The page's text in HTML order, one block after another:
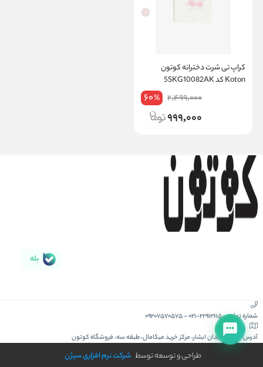
کراپ تی شرت دخترانه کوتون
Koton کد 5SKG10082AK
2,499,000
60%
999,000
بله
شماره تماس :021-22912615
-
09207570575
آدرس :کیش، میدان ابشار، مرکز خرید میکامال، طبقه سه، فروشگاه کوتون
طراحی و توسعه توسط شرکت نرم افزاری سیژن